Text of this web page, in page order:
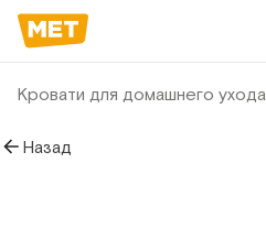
Кровати для домашнего ухода
Назад